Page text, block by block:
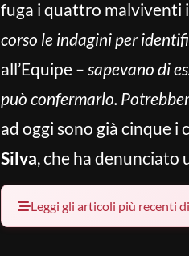
fuga i quattro malviventi
corso le indagini per
all’Equipe – sapevano di
può confermarlo.
ad oggi sono già cinque
Silva, che ha denunciato
Leggi gli articoli più recenti di